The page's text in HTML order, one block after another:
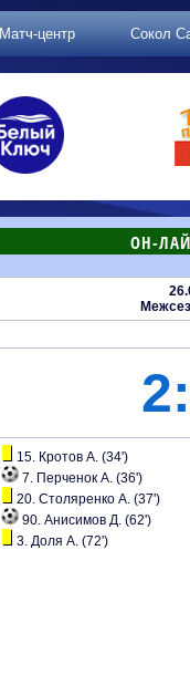
Матч-центр Сокол
ОН-
15. Кротов А. (34')
7. Перченок А. (36')
20. Столяренко А. (37')
90. Анисимов Д. (62')
3. Доля А. (72')